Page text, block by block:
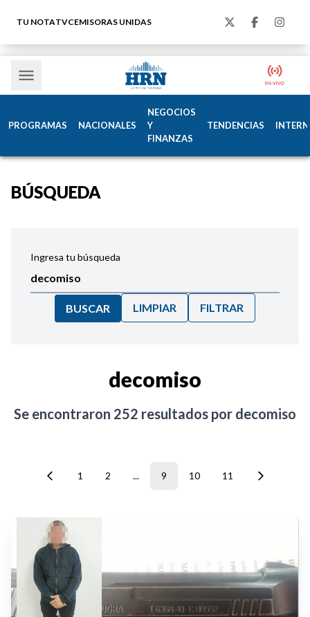
TU NOTATVCEMISORAS UNIDAS
PROGRAMAS NACIONALES
NEGOCIOS
Y
FINANZAS
TENDENCIAS
BÚSQUEDA
Ingresa tu búsqueda
BUSCAR LIMPIAR FILTRAR
decomiso
Se encontraron 252 resultados por decomiso
1 2 ... 9 10 11